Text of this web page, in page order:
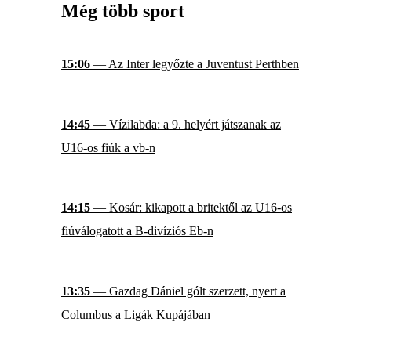
Még több sport
15:06 — Az Inter legyőzte a Juventust Perthben
14:45 — Vízilabda: a 9. helyért játszanak az
U16-os fiúk a vb-n
14:15 — Kosár: kikapott a britektől az U16-os
fiúválogatott a B-divíziós Eb-n
13:35 — Gazdag Dániel gólt szerzett, nyert a
Columbus a Ligák Kupájában